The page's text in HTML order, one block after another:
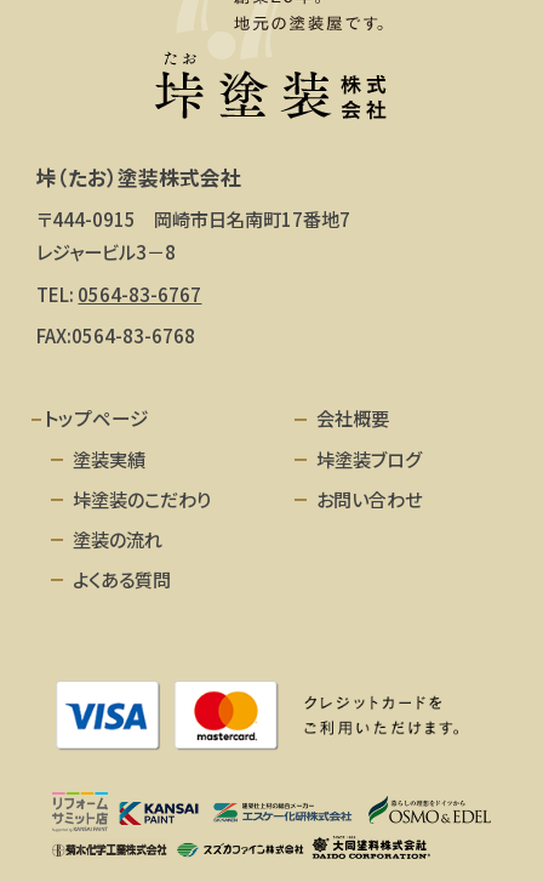
垰（たお）塗装株式会社
〒444-0915 岡崎市日名南町17番地7
レジャービル3－8
TEL: 0564-83-6767
FAX:0564-83-6768
トップページ
塗装実績
垰塗装のこだわり
塗装の流れ
よくある質問
会社概要
垰塗装ブログ
お問い合わせ